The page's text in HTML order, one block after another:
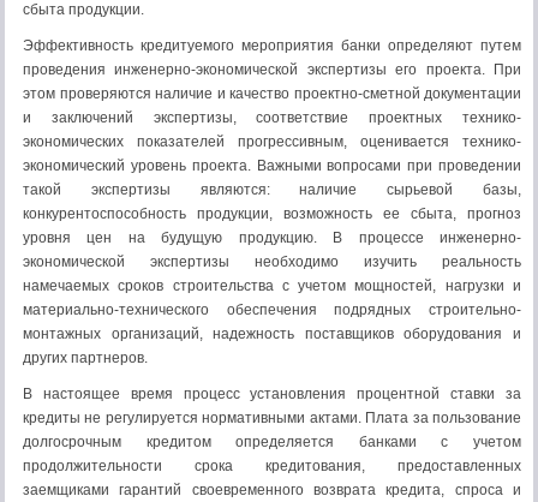
сбыта продукции.
Эффективность кредитуемого мероприятия банки определяют путем
проведения инженерно-экономической экспертизы его проекта. При
этом проверяются наличие и качество проектно-сметной документации
и заключений экспертизы, соответствие проектных технико-
экономических показателей прогрессивным, оценивается технико-
экономический уровень проекта. Важными вопросами при проведении
такой экспертизы являются: наличие сырьевой базы,
конкурентоспособность продукции, возможность ее сбыта, прогноз
уровня цен на будущую продукцию. В процессе инженерно-
экономической экспертизы необходимо изучить реальность
намечаемых сроков строительства с учетом мощностей, нагрузки и
материально-технического обеспечения подрядных строительно-
монтажных организаций, надежность поставщиков оборудования и
других партнеров.
В настоящее время процесс установления процентной ставки за
кредиты не регулируется нормативными актами. Плата за пользование
долгосрочным кредитом определяется банками с учетом
продолжительности срока кредитования, предоставленных
заемщиками гарантий своевременного возврата кредита, спроса и